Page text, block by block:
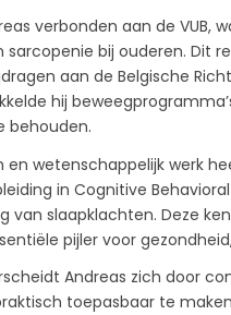
verbonden aan de
bij ouderen. Dit
aan de Belgische
hij
behouden.
en wetenschappelijk werk
in Cognitive
van slaapklachten. Deze
pijler voor
Andreas zich door
toepasbaar te